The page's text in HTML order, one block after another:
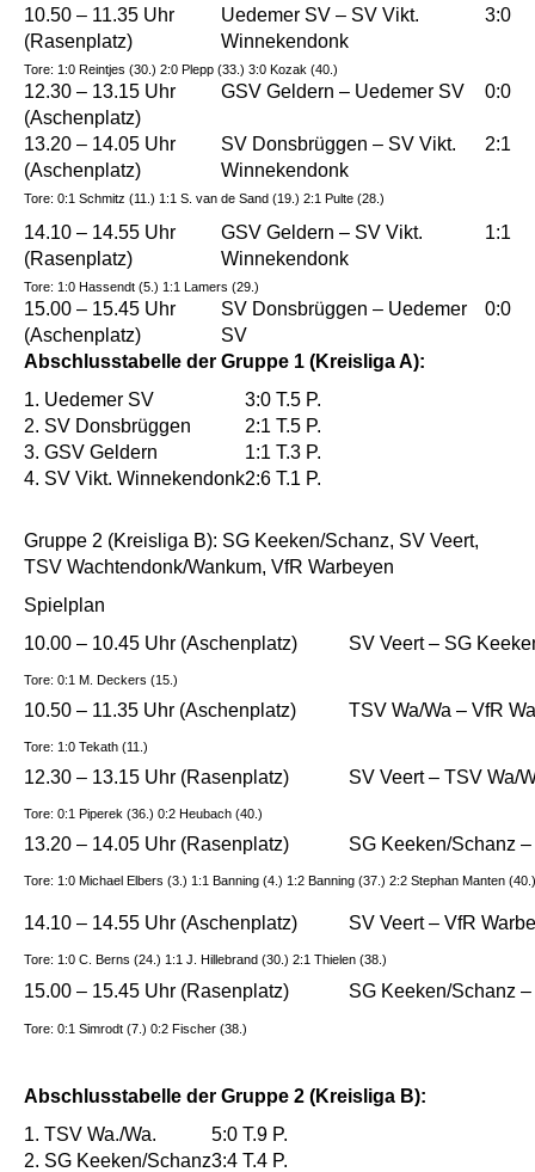
10.50 – 11.35 Uhr
(Rasenplatz)
Uedemer SV – SV Vikt.
Winnekendonk
3:0
Tore: 1:0 Reintjes (30.) 2:0 Plepp (33.) 3:0 Kozak (40.)
12.30 – 13.15 Uhr
(Aschenplatz)
GSV Geldern – Uedemer SV 0:0
13.20 – 14.05 Uhr
(Aschenplatz)
SV Donsbrüggen – SV Vikt.
Winnekendonk
2:1
Tore: 0:1 Schmitz (11.) 1:1 S. van de Sand (19.) 2:1 Pulte (28.)
14.10 – 14.55 Uhr
(Rasenplatz)
GSV Geldern – SV Vikt.
Winnekendonk
1:1
Tore: 1:0 Hassendt (5.) 1:1 Lamers (29.)
15.00 – 15.45 Uhr
(Aschenplatz)
SV Donsbrüggen – Uedemer
SV
0:0
Abschlusstabelle der Gruppe 1 (Kreisliga A):
1. Uedemer SV
3:0 T.5 P.
2. SV Donsbrüggen
2:1 T.5 P.
3. GSV Geldern
1:1 T.3 P.
4. SV Vikt. Winnekendonk2:6 T.1 P.
Gruppe 2 (Kreisliga B): SG Keeken/Schanz, SV Veert,
TSV Wachtendonk/Wankum, VfR Warbeyen
Spielplan
10.00 – 10.45 Uhr (Aschenplatz)
SV Veert – SG
Tore: 0:1 M. Deckers (15.)
10.50 – 11.35 Uhr (Aschenplatz) TSV Wa/Wa – VfR
Tore: 1:0 Tekath (11.)
12.30 – 13.15 Uhr (Rasenplatz) SV Veert – TSV Wa/
Tore: 0:1 Piperek (36.) 0:2 Heubach (40.)
13.20 – 14.05 Uhr (Rasenplatz) SG Keeken/Schanz
Tore: 1:0 Michael Elbers (3.) 1:1 Banning (4.) 1:2 Banning (37.) 2:2 Stephan Manten (40.)
14.10 – 14.55 Uhr (Aschenplatz) SV Veert – VfR
Tore: 1:0 C. Berns (24.) 1:1 J. Hillebrand (30.) 2:1 Thielen (38.)
15.00 – 15.45 Uhr (Rasenplatz) SG Keeken/Schanz
Tore: 0:1 Simrodt (7.) 0:2 Fischer (38.)
Abschlusstabelle der Gruppe 2 (Kreisliga B):
1. TSV Wa./Wa.
5:0 T.9 P.
2. SG Keeken/Schanz3:4 T.4 P.